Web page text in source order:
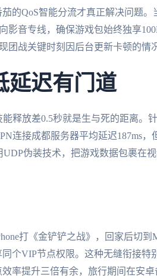
的QoS智能分流才真正解决问题。
影音专线，确保游戏包始终独享
团战关键时刻因后台更新卡顿的情
延迟有门道
释放差0.5秒就是生与死的距离。
连接成都服务器平均延迟187ms，
伪装技术，把游戏数据包裹在
打《金铲铲之战》，回家后切到
个VIP节点权限。这种无缝衔接特
率提升三倍有余，旅行期间在安卓